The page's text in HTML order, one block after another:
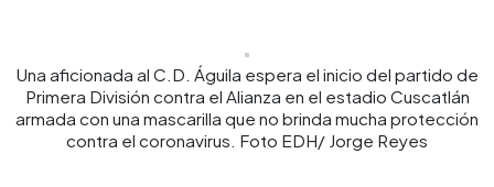
Una aficionada al C.D. Águila espera el inicio del partido de
Primera División contra el Alianza en el estadio Cuscatlán
armada con una mascarilla que no brinda mucha protección
contra el coronavirus. Foto EDH/ Jorge Reyes